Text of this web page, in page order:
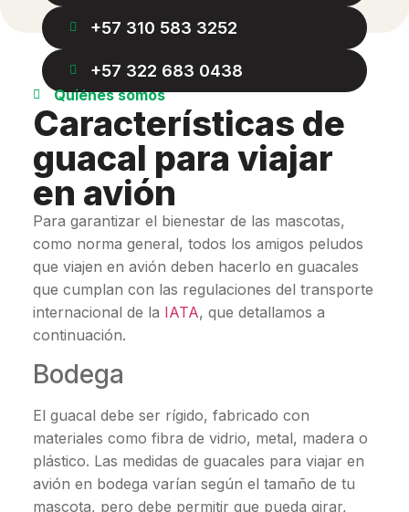
+57 310 583 3252
+57 322 683 0438
Quiénes somos
Características de
guacal para viajar
en avión
Para garantizar el bienestar de las mascotas,
como norma general, todos los amigos peludos
que viajen en avión deben hacerlo en guacales
que cumplan con las regulaciones del transporte
internacional de la IATA, que detallamos a
continuación.
Bodega
El guacal debe ser rígido, fabricado con
materiales como fibra de vidrio, metal, madera o
plástico. Las medidas de guacales para viajar en
avión en bodega varían según el tamaño de tu
mascota, pero debe permitir que pueda girar,